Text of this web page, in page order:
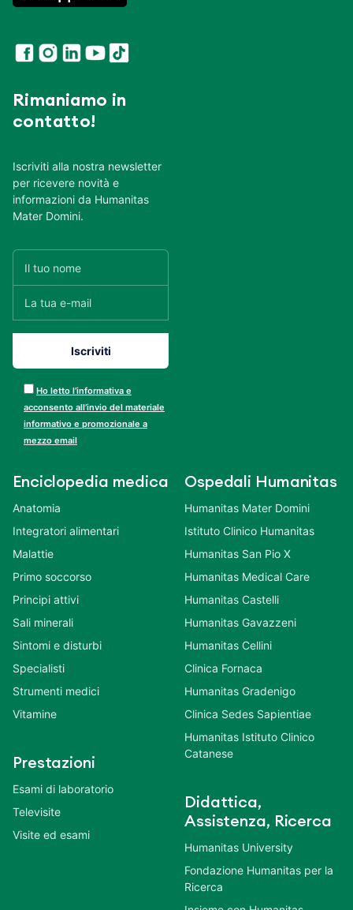
Rimaniamo in
contatto!
Iscriviti alla nostra newsletter
per ricevere novità e
informazioni da Humanitas
Mater Domini.
Ho letto l’informativa e
acconsento all’invio del materiale
informativo e promozionale a
mezzo email
Enciclopedia medica
Anatomia
Integratori alimentari
Malattie
Primo soccorso
Principi attivi
Sali minerali
Sintomi e disturbi
Specialisti
Strumenti medici
Vitamine
Prestazioni
Esami di laboratorio
Televisite
Visite ed esami
Ospedali Humanitas
Humanitas Mater Domini
Istituto Clinico Humanitas
Humanitas San Pio X
Humanitas Medical Care
Humanitas Castelli
Humanitas Gavazzeni
Humanitas Cellini
Clinica Fornaca
Humanitas Gradenigo
Clinica Sedes Sapientiae
Humanitas Istituto Clinico
Catanese
Didattica,
Assistenza, Ricerca
Humanitas University
Fondazione Humanitas per la
Ricerca